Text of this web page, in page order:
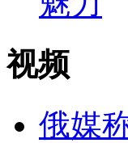
视频
俄媒